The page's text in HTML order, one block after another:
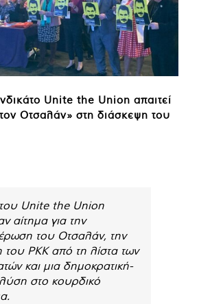
Unite the Union απαιτεί
Οτσαλάν» στη διάσκεψη του
Unite the Union
αίτημα για την
του Οτσαλάν, την
του PKK από τη λίστα των
και μια δημοκρατική-
λύση στο κουρδικό